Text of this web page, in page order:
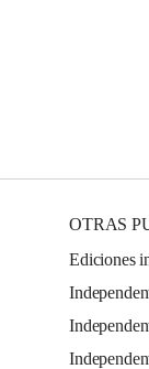
OTRAS
Ediciones